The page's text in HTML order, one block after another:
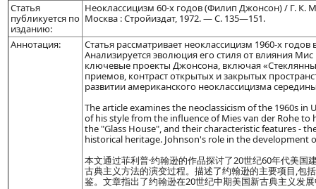
Статья
публикуется по
изданию:
Неоклассицизм 60-х годов (Филип Джонсон) / Г. К.
Москва : Стройиздат, 1972. — С. 135—151.
Аннотация:
Статья рассматривает неоклассицизм 1960-х
Анализируется эволюция его стиля от влияния
ключевые проекты Джонсона, включая
приемов, контраст открытых и закрытых
развитии американского неоклассицизма
The article examines the neoclassicism of the 1960s
of his style from the influence of Mies van der Rohe to
the "Glass House", and their characteristic features -
historical heritage. Johnson's role in the development
本文通过菲利普·约翰逊的作品探讨了20世纪60年代美国
古典主义方法的演变过程。描述了约翰逊的主要项目,包
鉴。文章指出了约翰逊在20世纪中期美国新古典主义发